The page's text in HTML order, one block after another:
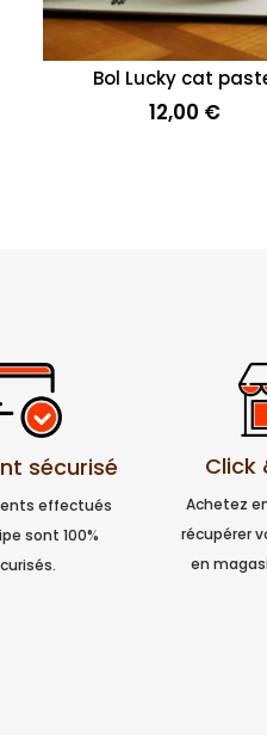
Bol Lucky cat
12,00 €
sécurisé
effectués
sont 100%
Click
Achetez
récupérer
en